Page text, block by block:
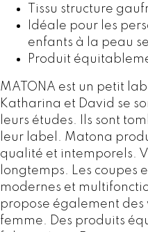
3
0
,
0
.
Tissu structure
Idéale pour les
enfants à la peau
Produit
MATONA est un petit
Katharina et David se
leurs études. Ils sont
leur label. Matona
qualité et intemporels.
longtemps. Les coupes
modernes et
propose également
femme. Des produits